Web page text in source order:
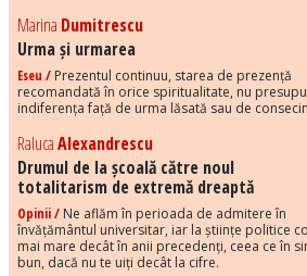
Marina Dumitrescu
Urma și urmarea
Eseu / Prezentul continuu, starea de prezență
recomandată în orice spiritualitate, nu
indiferența față de urma lăsată sau de
RalucaAlexandrescu
Drumul de la școală către noul
totalitarism de extremă dreaptă
Opinii / Ne aflăm în perioada de admitere în
învățământul universitar, iar la științe politice
mai mare decât în anii precedenți, ceea ce în
bun, dacă nu te uiți decât la cifre.